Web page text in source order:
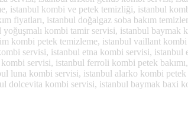
istanbul kombi ve petek temizliği, istanbul
fiyatları, istanbul doğalgaz soba bakım
kombi tamir servisi, istanbul
kombi petek temizleme, istanbul vaillant
servisi, istanbul etna kombi servisi,
servisi, istanbul ferroli kombi petek
luna kombi servisi, istanbul alarko kombi
kombi servisi, istanbul baymak baxi